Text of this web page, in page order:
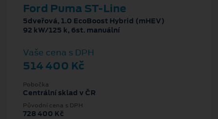
Ford Puma ST-Line
5dveřová, 1.0 EcoBoost Hybrid (mHEV)
92 kW/125 k, 6st. manuální
Vaše cena s DPH
514 400 Kč
Pobočka
Centrální sklad v ČR
Původní cena s DPH
728 400 Kč